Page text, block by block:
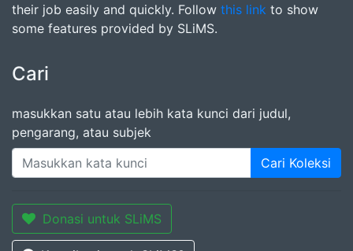
their job easily and quickly. Follow this link to show
some features provided by SLiMS.
Cari
masukkan satu atau lebih kata kunci dari judul,
pengarang, atau subjek
Cari Koleksi
Donasi untuk SLiMS